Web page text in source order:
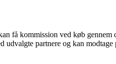
få kommission ved køb gennem
partnere og kan